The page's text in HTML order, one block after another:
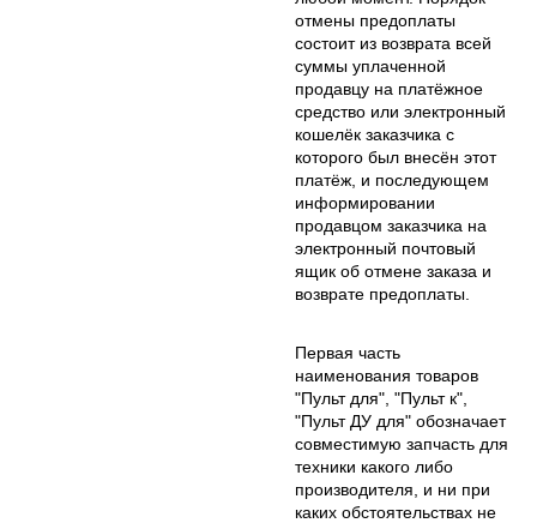
отмены предоплаты
состоит из возврата всей
суммы уплаченной
продавцу на платёжное
средство или электронный
кошелёк заказчика с
которого был внесён этот
платёж, и последующем
информировании
продавцом заказчика на
электронный почтовый
ящик об отмене заказа и
возврате предоплаты.
Первая часть
наименования товаров
"Пульт для", "Пульт к",
"Пульт ДУ для" обозначает
совместимую запчасть для
техники какого либо
производителя, и ни при
каких обстоятельствах не